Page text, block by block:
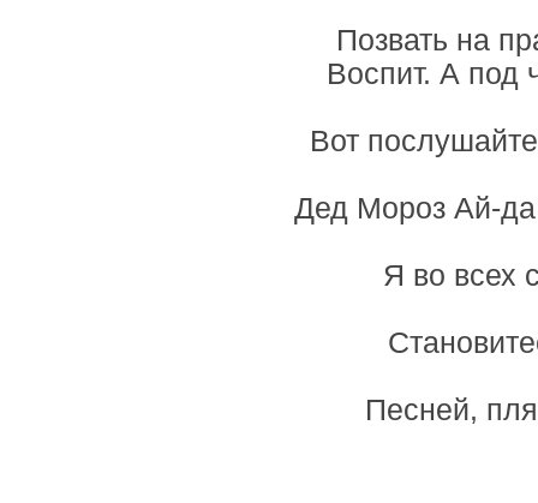
Позвать на
Воспит. А под
Вот
Дед Мороз Ай-да
Я во всех
Песней,